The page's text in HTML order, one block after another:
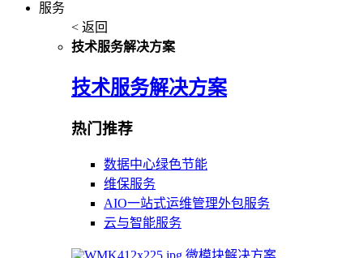
服务
< 返回
技术服务解决方案
技术服务解决方案
热门推荐
数据中心绿色节能
维保服务
AIO一站式运维管理外包服务
云与智能服务
微模块解决方案